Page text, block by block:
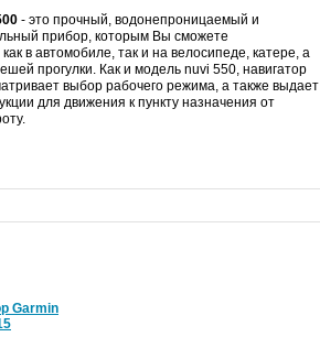
- это прочный, водонепроницаемый и
прибор, которым Вы сможете
в автомобиле, так и на велосипеде, катере, а
прогулки. Как и модель nuvi 550, навигатор
выбор рабочего режима, а также выдает
для движения к пункту назначения от